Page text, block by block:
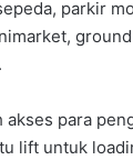
parkir
akses para
lift untuk